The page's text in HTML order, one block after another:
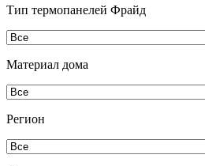
Тип термопанелей Фрайд
Материал дома
Регион